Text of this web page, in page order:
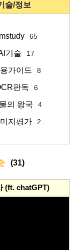
술/정보
65
기술 17
가이드 8
판독 6
의 왕국 4
지평가 2
(31)
(ft. chatGPT)